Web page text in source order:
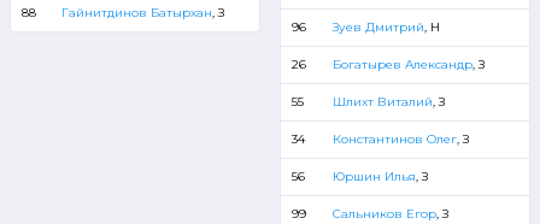
88 Гайнитдинов Батырхан, З
96 Зуев Дмитрий, Н
26 Богатырев Александр, З
55 Шлихт Виталий, З
34 Константинов Олег, З
56 Юршин Илья, З
99 Сальников Егор, З